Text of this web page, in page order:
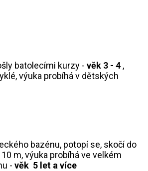
batolecími kurzy - věk 3 - 4 ,
výuka probíhá v dětských
bazénu, potopí se, skočí do
m, výuka probíhá ve velkém
- věk 5 let a více